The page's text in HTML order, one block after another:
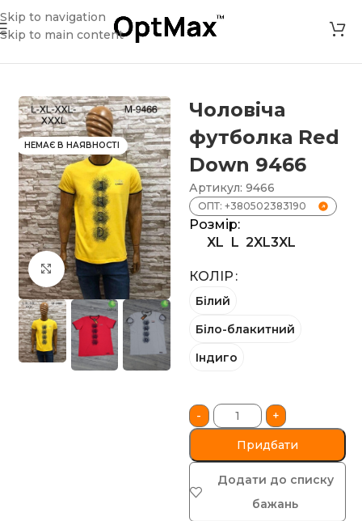
Skip to navigation
Skip to main content
Головна Чоловіча футболка Red Dоwn 9466
НЕМАЄ В НАЯВНОСТІ
Клацніть, щоб збільшити
Чоловіча
футболка Red
Dоwn 9466
Артикул: 9466
ОПТ: +380502383190
Розмір:
XL L 2XL3XL
КОЛІР
Білий
Біло-блакитний
Індиго
-
+
Придбати
Додати до списку
бажань